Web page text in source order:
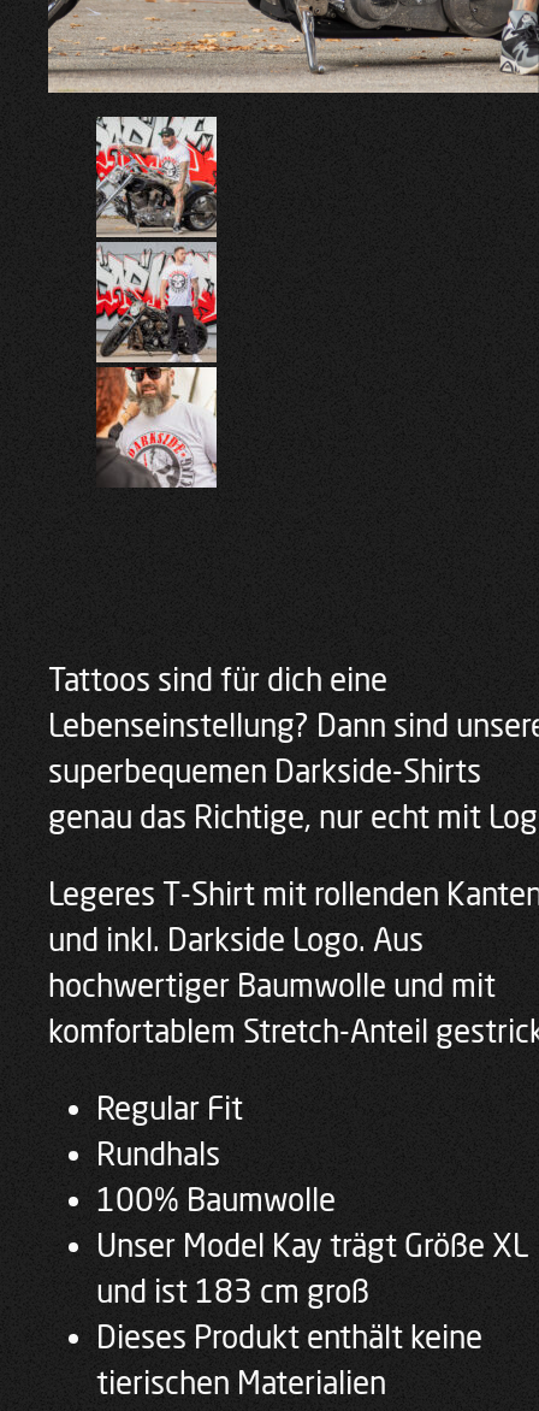
Tattoos sind für dich eine
Lebenseinstellung? Dann sind
superbequemen Darkside-Shirts
genau das Richtige, nur echt mit
Legeres T-Shirt mit rollenden
und inkl. Darkside Logo. Aus
hochwertiger Baumwolle und mit
komfortablem Stretch-Anteil
Regular Fit
Rundhals
100% Baumwolle
Unser Model Kay trägt Größe XL
und ist 183 cm groß
Dieses Produkt enthält keine
tierischen Materialien